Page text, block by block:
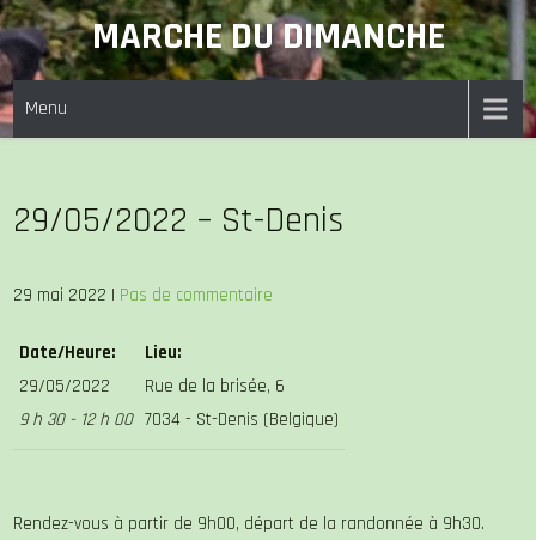
Skip
to
content
MARCHE DU DIMANCHE
Menu
29/05/2022 – St-Denis
29 mai 2022 | Pas de commentaire
Date/Heure:
29/05/2022
9 h 30 - 12 h 00
Lieu:
Rue de la brisée, 6
7034 - St-Denis (Belgique)
Rendez-vous à partir de 9h00, départ de la randonnée à 9h30.